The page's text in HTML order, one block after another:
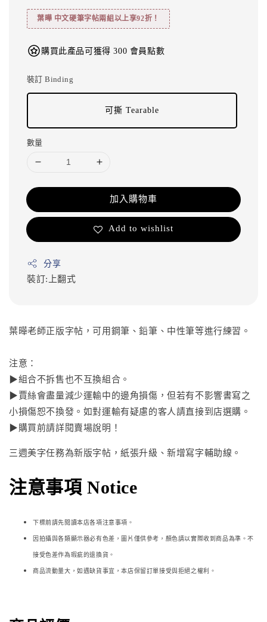
葉曄 中文硬筆字帖兩組以上享92折！
購買此產品可獲得 300 會員點數
裝訂 Binding
可撕 Tearable
數量
加入購物車
Add to wishlist
分享
裝訂:上翻式
葉曄老師正版字帖，可用鋼筆、鉛筆、中性筆等進行練習。
注意：
▶組合不拆售也不互換組合。
▶賈絲會盡量減少運輸中的邊角損傷，但若有不影響書寫之
小損傷恕不換發。如對運輸有疑慮的客人請直接到店選購。
▶購買前請詳閱賣場說明！
三週美字任務為新版字帖，紙張升級、新增寫字輔助線。
注意事項 Notice
下標前請先閱讀本店各項注意事項。
因拍攝與各類顯示器必有色差，圖片僅供參考，顏色請以實際收到商品為準。不
接受色差作為瑕疵的退換貨。
商品流動量大，如遇缺貨事宜，本店保留訂單接受與拒絕之權利。